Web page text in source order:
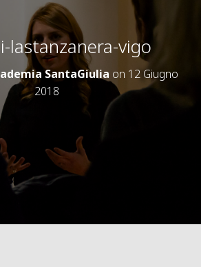
lastanzanera-vigo
SantaGiulia on 12 Giugno
2018